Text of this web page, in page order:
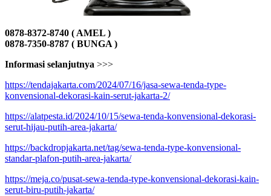
0878-8372-8740 ( AMEL )
0878-7350-8787 ( BUNGA )
Informasi selanjutnya >>>
https://tendajakarta.com/2024/07/16/jasa-sewa-tenda-type-
konvensional-dekorasi-kain-serut-jakarta-2/
https://alatpesta.id/2024/10/15/sewa-tenda-konvensional-dekorasi-
serut-hijau-putih-area-jakarta/
https://backdropjakarta.net/tag/sewa-tenda-type-konvensional-
standar-plafon-putih-area-jakarta/
https://meja.co/pusat-sewa-tenda-type-konvensional-dekorasi-kain-
serut-biru-putih-jakarta/